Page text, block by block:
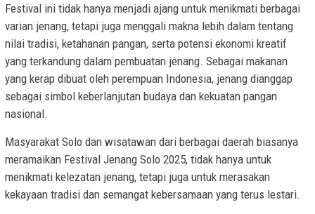
Festival ini tidak hanya menjadi ajang untuk menikmati berbagai
varian jenang, tetapi juga menggali makna lebih dalam tentang
nilai tradisi, ketahanan pangan, serta potensi ekonomi kreatif
yang terkandung dalam pembuatan jenang. Sebagai makanan
yang kerap dibuat oleh perempuan Indonesia, jenang dianggap
sebagai simbol keberlanjutan budaya dan kekuatan pangan
nasional.
Masyarakat Solo dan wisatawan dari berbagai daerah biasanya
meramaikan Festival Jenang Solo 2025, tidak hanya untuk
menikmati kelezatan jenang, tetapi juga untuk merasakan
kekayaan tradisi dan semangat kebersamaan yang terus lestari.